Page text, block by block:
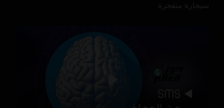
سيجارة متفجرة